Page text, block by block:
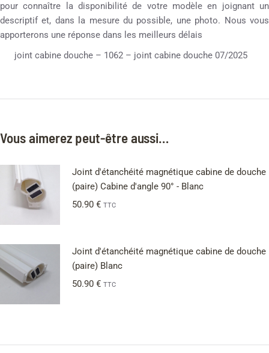
pour connaître la disponibilité de votre modèle en joignant un
descriptif et, dans la mesure du possible, une photo. Nous vous
apporterons une réponse dans les meilleurs délais
joint cabine douche – 1062 – joint cabine douche 07/2025
Vous aimerez peut-être aussi…
Joint d'étanchéité magnétique cabine de douche
(paire) Cabine d'angle 90° - Blanc
50.90 € TTC
Joint d'étanchéité magnétique cabine de douche
(paire) Blanc
50.90 € TTC